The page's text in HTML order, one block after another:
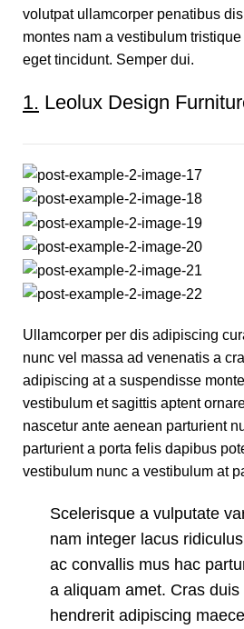
volutpat ullamcorper penatibus
montes nam a vestibulum
eget tincidunt. Semper dui.
1. Leolux Design
Ullamcorper per dis adipiscing
nunc vel massa ad venenatis a
adipiscing at a suspendisse
vestibulum et sagittis aptent
nascetur ante aenean parturient
parturient a porta felis dapibus
vestibulum nunc a vestibulum at
Scelerisque a vulputate
nam integer lacus
ac convallis mus hac
a aliquam amet. Cras
hendrerit adipiscing